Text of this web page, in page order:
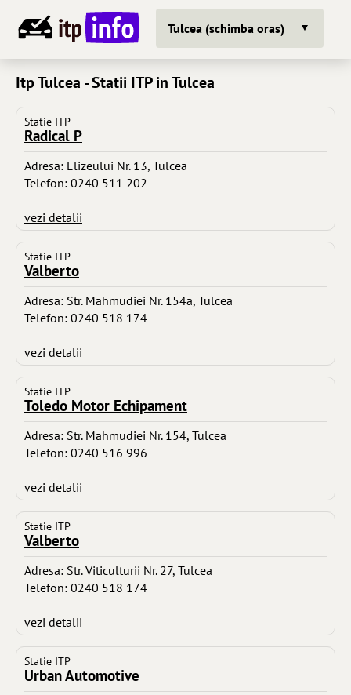
Tulcea (schimba oras)
Itp Tulcea - Statii ITP in Tulcea
Statie ITP
Radical P
Adresa: Elizeului Nr. 13, Tulcea
Telefon: 0240 511 202
vezi detalii
Statie ITP
Valberto
Adresa: Str. Mahmudiei Nr. 154a, Tulcea
Telefon: 0240 518 174
vezi detalii
Statie ITP
Toledo Motor Echipament
Adresa: Str. Mahmudiei Nr. 154, Tulcea
Telefon: 0240 516 996
vezi detalii
Statie ITP
Valberto
Adresa: Str. Viticulturii Nr. 27, Tulcea
Telefon: 0240 518 174
vezi detalii
Statie ITP
Urban Automotive